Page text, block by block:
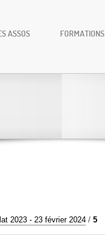
ASSOS FORMATIONS
2023 - 23 février 2024 / 5